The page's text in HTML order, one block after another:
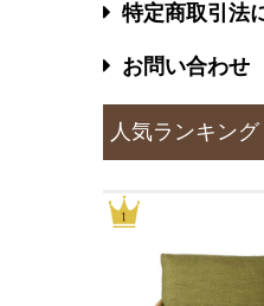
特定商取引法
お問い合わせ
人気ランキング